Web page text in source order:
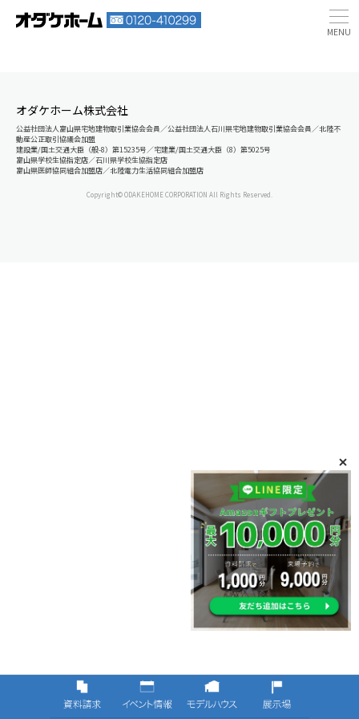
オダケホーム株式会社
公益社団法人富山県宅地建物取引業協会会員／公益社団法人石川県宅地建物取引業協会会員／北陸不
動産公正取引協議会加盟
建設業/国土交通大臣（般-8）第15235号／宅建業/国土交通大臣（8）第5025号
富山県学校生協指定店／石川県学校生協指定店
富山県医師協同組合加盟店／北陸電力生活協同組合加盟店
Copyright© ODAKEHOME CORPORATION All Rights Reserved.